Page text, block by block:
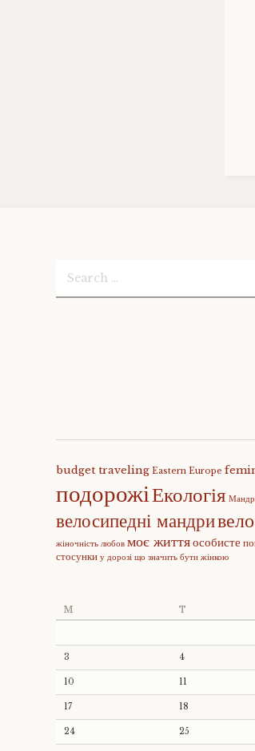
Search
for:
budget traveling Eastern Europe
подорожіЕкологія
велосипедні мандри
жіночність любов моє життяособисте
стосунки у дорозі що значить бути жінкою
M T
3 4
10 11
17 18
24 25